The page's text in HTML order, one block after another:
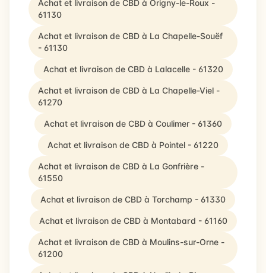
Achat et livraison de CBD à Origny-le-Roux -
61130
Achat et livraison de CBD à La Chapelle-Souëf
- 61130
Achat et livraison de CBD à Lalacelle - 61320
Achat et livraison de CBD à La Chapelle-Viel -
61270
Achat et livraison de CBD à Coulimer - 61360
Achat et livraison de CBD à Pointel - 61220
Achat et livraison de CBD à La Gonfrière -
61550
Achat et livraison de CBD à Torchamp - 61330
Achat et livraison de CBD à Montabard - 61160
Achat et livraison de CBD à Moulins-sur-Orne -
61200